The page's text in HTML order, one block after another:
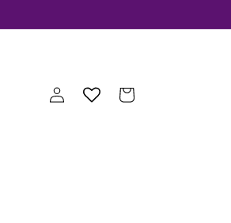
Iniciar
sesión
Carrito